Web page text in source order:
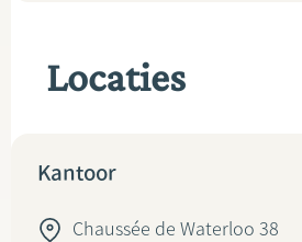
Locaties
Kantoor
Chaussée de Waterloo 38